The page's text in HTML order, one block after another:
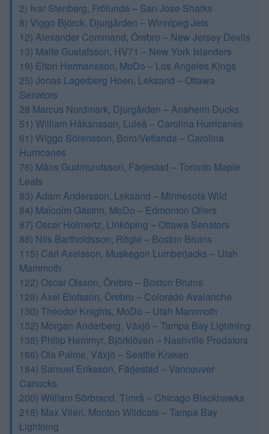
2) Ivar Stenberg, Frölunda – San Jose Sharks
8) Viggo Björck, Djurgården – Winnipeg Jets
12) Alexander Command, Örebro – New Jersey Devils
13) Malte Gustafsson, HV71 – New York Islanders
19) Elton Hermansson, MoDo – Los Angeles Kings
25) Jonas Lagerberg Hoen, Leksand – Ottawa
Senators
28 Marcus Nordmark, Djurgården – Anaheim Ducks
51) William Håkansson, Luleå – Carolina Hurricanes
61) Wiggo Sörensson, Boro/Vetlanda – Carolina
Hurricanes
76) Måns Gudmundsson, Färjestad – Toronto Maple
Leafs
83) Adam Andersson, Leksand – Minnesota Wild
84) Malcolm Gästrin, MoDo – Edmonton Oilers
87) Oscar Holmertz, Linköping – Ottawa Senators
88) Nils Bartholdsson, Rögle – Boston Bruins
115) Carl Axelsson, Muskegon Lumberjacks – Utah
Mammoth
122) Oscar Olsson, Örebro – Boston Bruins
128) Axel Elofsson, Örebro – Colorado Avalanche
130) Theodor Knights, MoDo – Utah Mammoth
132) Morgan Anderberg, Växjö – Tampa Bay Lightning
138) Philip Hemmyr, Björklöven – Nashville Predators
166) Ola Palme, Växjö – Seattle Kraken
184) Samuel Eriksson, Färjestad – Vancouver
Canucks
200) William Sörbrand, Timrå – Chicago Blackhawks
218) Max Vilén, Monton Wildcats – Tampa Bay
Lightning